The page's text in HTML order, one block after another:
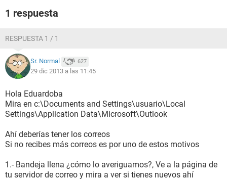
1 respuesta
RESPUESTA 1 / 1
Sr. Normal 627
29 dic 2013 a las 11:45
Hola Eduardoba
Mira en c:\Documents and Settings\usuario\Local
Settings\Application Data\Microsoft\Outlook
Ahí deberías tener los correos
Si no recibes más correos es por uno de estos motivos
1.- Bandeja llena ¿cómo lo averiguamos?, Ve a la página de
tu servidor de correo y mira a ver si tienes nuevos ahí